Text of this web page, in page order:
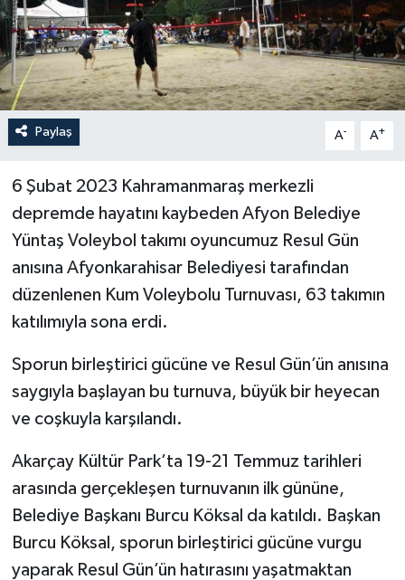
Paylaş A- A+
6 Şubat 2023 Kahramanmaraş merkezli
depremde hayatını kaybeden Afyon Belediye
Yüntaş Voleybol takımı oyuncumuz Resul Gün
anısına Afyonkarahisar Belediyesi tarafından
düzenlenen Kum Voleybolu Turnuvası, 63 takımın
katılımıyla sona erdi.
Sporun birleştirici gücüne ve Resul Gün’ün anısına
saygıyla başlayan bu turnuva, büyük bir heyecan
ve coşkuyla karşılandı.
Akarçay Kültür Park’ta 19-21 Temmuz tarihleri
arasında gerçekleşen turnuvanın ilk gününe,
Belediye Başkanı Burcu Köksal da katıldı. Başkan
Burcu Köksal, sporun birleştirici gücüne vurgu
yaparak Resul Gün’ün hatırasını yaşatmaktan